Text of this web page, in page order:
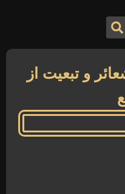
7 / شعائر و تبعیت از